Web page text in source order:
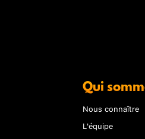
Qui
Nous connaître
L'équipe